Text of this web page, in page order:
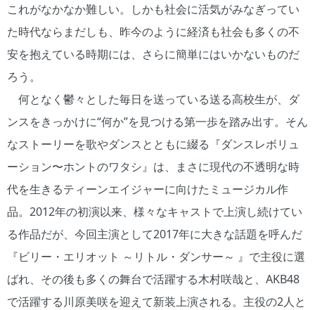
これがなかなか難しい。しかも社会に活気がみなぎってい
た時代ならまだしも、昨今のように経済も社会も多くの不
安を抱えている時期には、さらに簡単にはいかないものだ
ろう。
何となく鬱々とした毎日を送っている送る高校生が、ダ
ンスをきっかけに“何か”を見つける第一歩を踏み出す。そん
なストーリーを歌やダンスとともに綴る『ダンスレボリュ
ーション〜ホントのワタシ』は、まさに現代の不透明な時
代を生きるティーンエイジャーに向けたミュージカル作
品。2012年の初演以来、様々なキャストで上演し続けてい
る作品だが、今回主演として2017年に大きな話題を呼んだ
『ビリー・エリオット ～リトル・ダンサー～ 』で主役に選
ばれ、その後も多くの舞台で活躍する木村咲哉と、AKB48
で活躍する川原美咲を迎えて新装上演される。主役の2人と